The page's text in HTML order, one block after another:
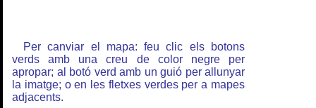
Per canviar el mapa: feu clic els botons
verds amb una creu de color negre per
apropar; al botó verd amb un guió per allunyar
la imatge; o en les fletxes verdes per a mapes
adjacents.